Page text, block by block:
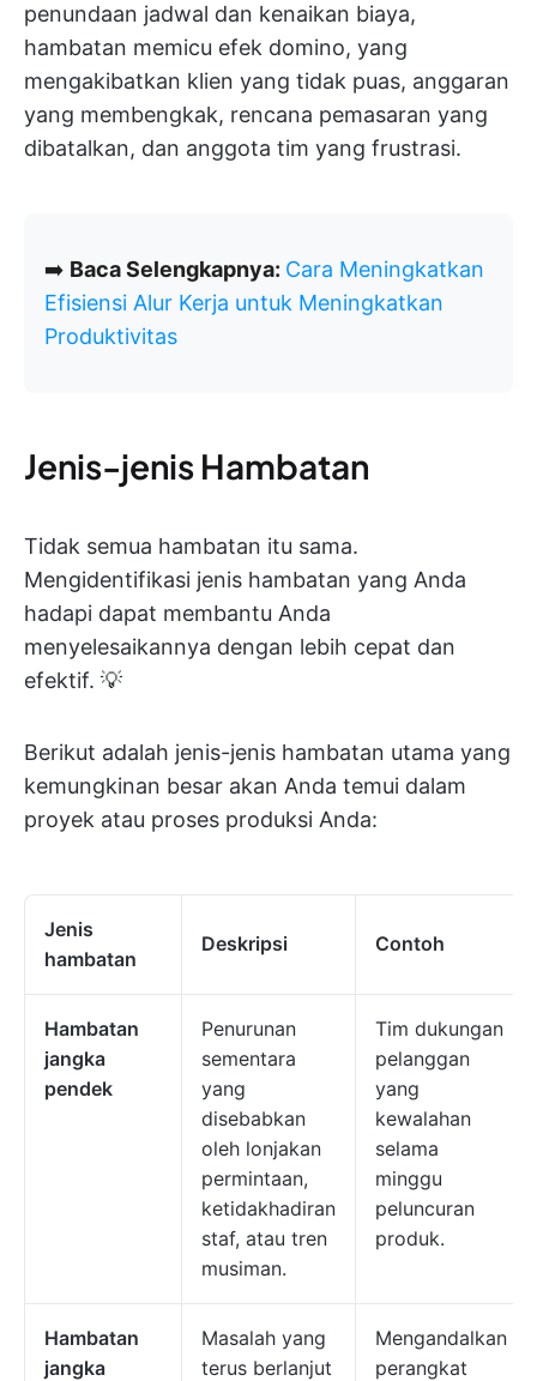
penundaan jadwal dan kenaikan biaya,
hambatan memicu efek domino, yang
mengakibatkan klien yang tidak puas, anggaran
yang membengkak, rencana pemasaran yang
dibatalkan, dan anggota tim yang frustrasi.
➡️ Baca Selengkapnya: Cara Meningkatkan
Efisiensi Alur Kerja untuk Meningkatkan
Produktivitas
Jenis-jenis Hambatan
Tidak semua hambatan itu sama.
Mengidentifikasi jenis hambatan yang Anda
hadapi dapat membantu Anda
menyelesaikannya dengan lebih cepat dan
efektif. 💡
Berikut adalah jenis-jenis hambatan utama yang
kemungkinan besar akan Anda temui dalam
proyek atau proses produksi Anda:
Jenis
hambatan
Deskripsi Contoh
Hambatan
jangka
pendek
Penurunan
sementara
yang
disebabkan
oleh lonjakan
permintaan,
ketidakhadiran
staf, atau tren
musiman.
Tim dukungan
pelanggan
yang
kewalahan
selama
minggu
peluncuran
produk.
Hambatan
jangka
Masalah yang
terus berlanjut
Mengandalkan
perangkat